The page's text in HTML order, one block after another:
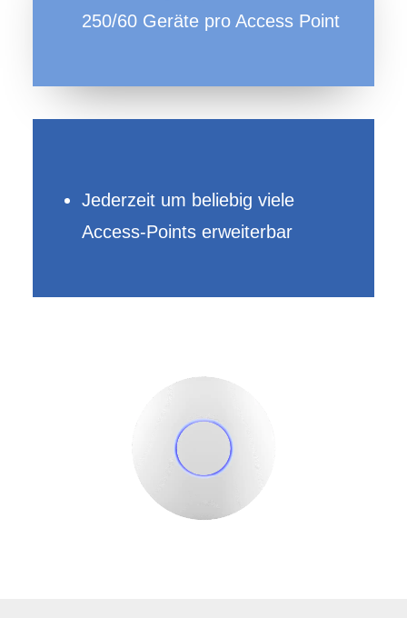
250/60 Geräte pro Access Point
Jederzeit um beliebig viele
Access-Points erweiterbar